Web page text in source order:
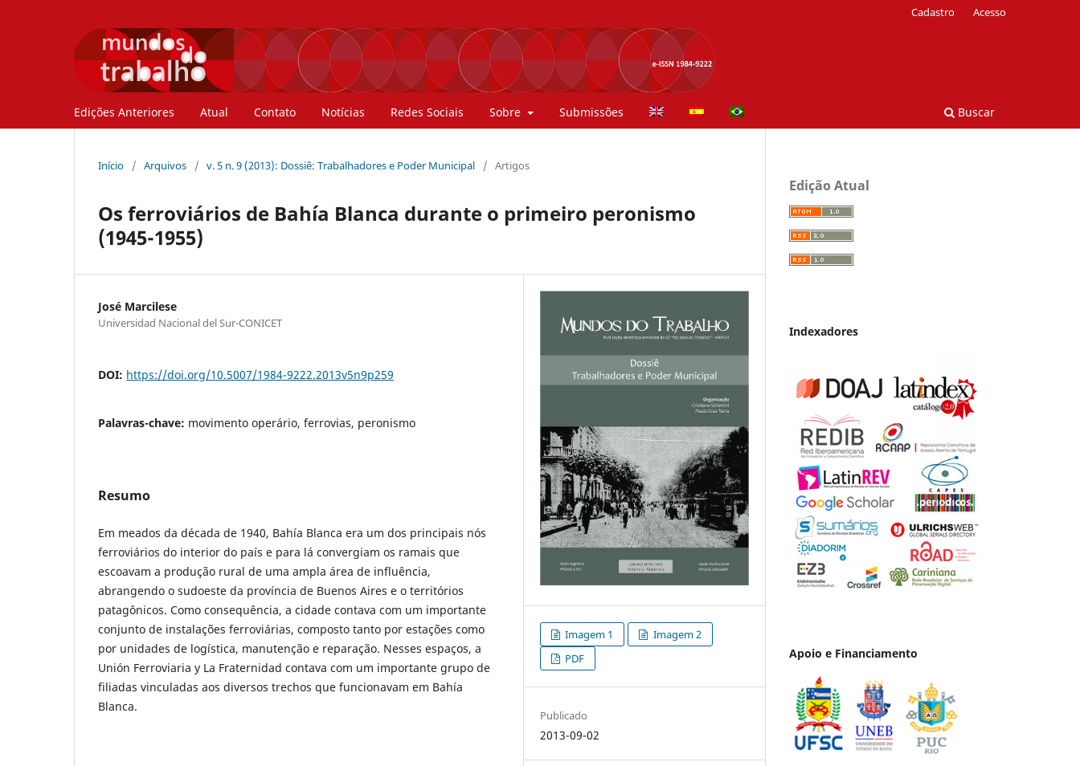
Edições Anteriores Atual Contato Notícias Redes Sociais Sobre Submissões Buscar
Cadastro Acesso
Início / Arquivos / v. 5 n. 9 (2013): Dossiê: Trabalhadores e Poder Municipal / Artigos
Os ferroviários de Bahía Blanca durante o primeiro peronismo
(1945-1955)
José Marcilese
Universidad Nacional del Sur-CONICET
DOI: https://doi.org/10.5007/1984-9222.2013v5n9p259
Palavras-chave: movimento operário, ferrovias, peronismo
Resumo
Em meados da década de 1940, Bahía Blanca era um dos principais nós
ferroviários do interior do país e para lá convergiam os ramais que
escoavam a produção rural de uma ampla área de influência,
abrangendo o sudoeste da província de Buenos Aires e o territórios
patagônicos. Como consequência, a cidade contava com um importante
conjunto de instalações ferroviárias, composto tanto por estações como
por unidades de logística, manutenção e reparação. Nesses espaços, a
Unión Ferroviaria y La Fraternidad contava com um importante grupo de
filiadas vinculadas aos diversos trechos que funcionavam em Bahía
Blanca.
Imagem 1
Imagem 2
PDF
Publicado
2013-09-02
Edição Atual
Indexadores
Apoio e Financiamento